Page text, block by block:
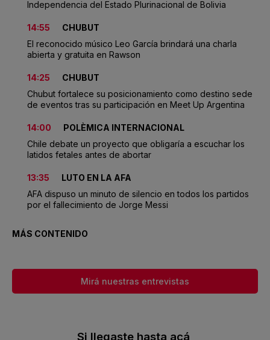
Independencia del Estado Plurinacional de Bolivia
14:55
CHUBUT
El reconocido músico Leo García brindará una charla
abierta y gratuita en Rawson
14:25
CHUBUT
Chubut fortalece su posicionamiento como destino sede
de eventos tras su participación en Meet Up Argentina
14:00
POLÈMICA INTERNACIONAL
Chile debate un proyecto que obligaría a escuchar los
latidos fetales antes de abortar
13:35
LUTO EN LA AFA
AFA dispuso un minuto de silencio en todos los partidos
por el fallecimiento de Jorge Messi
MÁS CONTENIDO
Mirá nuestras entrevistas
Si llegaste hasta acá,